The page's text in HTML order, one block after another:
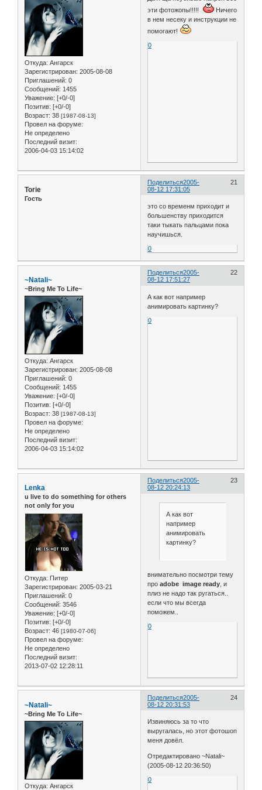
Откуда: Ангарск
Зарегистрирован: 2005-08-08
Приглашений: 0
Сообщений: 1455
Уважение: [+0/-0]
Позитив: [+0/-0]
Возраст: 38 [1987-08-13]
Провел на форуме:
Не определено
Последний визит:
2006-04-03 15:14:02
эти фотожопы!!!!!
Ничего
в нем несеку и инструкции не
помогают!
0
Поделиться 21
2005-
08-12 17:31:05
Torie
Гость
это со временм приходит и
большенству приходится
таки тыкать пальцами пока
научишься.
0
Поделиться 22
2005-
08-12 17:51:27
~Natali~
~Bring Me To Life~
Откуда: Ангарск
Зарегистрирован: 2005-08-08
Приглашений: 0
Сообщений: 1455
Уважение: [+0/-0]
Позитив: [+0/-0]
Возраст: 38 [1987-08-13]
Провел на форуме:
Не определено
Последний визит:
2006-04-03 15:14:02
А как вот например
анимировать картинку?
0
Поделиться 23
2005-
08-12 20:24:13
Lenka
u live to do something for others
not only for you
Откуда: Питер
Зарегистрирован: 2005-03-21
Приглашений: 0
Сообщений: 3546
Уважение: [+0/-0]
Позитив: [+0/-0]
Возраст: 46 [1980-07-06]
Провел на форуме:
Не определено
Последний визит:
2013-07-02 12:28:11
А как вот
например
анимировать
картинку?
внимательно посмотри тему
проadobe image ready , и
плиз не надо так ругаться..
если что мы всегда
поможем..
0
Поделиться 24
2005-
08-12 20:31:53
~Natali~
~Bring Me To Life~
Откуда: Ангарск
Извиняюсь за то что
выругалась, но этот фотошоп
меня довёл.
Отредактировано ~Natali~
(2005-08-12 20:36:50)
0